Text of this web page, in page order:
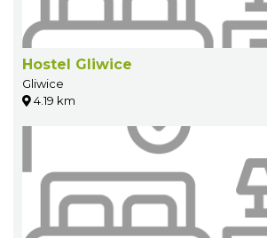
Hostel Gliwice
Gliwice
4.19 km